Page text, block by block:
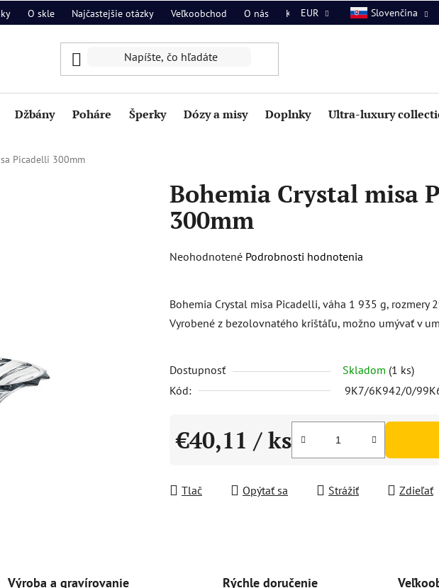
O skle Najčastejšie otázky Veľkoobchod O nás Kontakt
EUR Slovenčina
Džbány Poháre Šperky Dózy a misy Doplnky Ultra-luxury
Picadelli 300mm
Bohemia Crystal misa
300mm
Priemerné
je
0,0
5
hviezdičiek.
Neohodnotené Podrobnosti hodnotenia
Bohemia Crystal misa Picadelli, váha 1 935 g, rozmery
Vyrobené z bezolovnatého krištáľu, možno umývať v
Dostupnosť Skladom (1 ks)
Kód:
9K7/6K942/0/
€40,11 / ks
Tlač Opýtať sa Strážiť Zdieľať
Výroba a gravírovanie Rýchle doručenie